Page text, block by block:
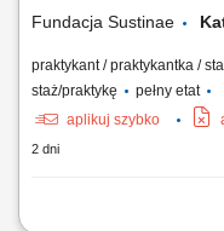
Fundacja Sustinae
praktykant / praktykantka /
staż/praktykę
pełny etat
aplikuj szybko
2 dni